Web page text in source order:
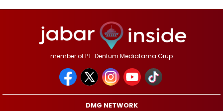
member of PT. Dentum Mediatama Grup
DMG NETWORK